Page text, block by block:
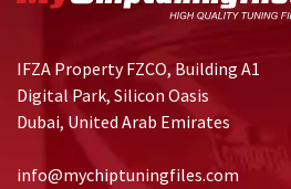
IFZA Property FZCO, Building A1
Digital Park, Silicon Oasis
Dubai, United Arab Emirates
info@mychiptuningfiles.com